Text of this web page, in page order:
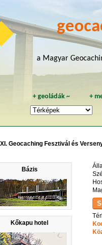
a Magyar
+geoládák ~ +
Geocaching Fesztivál és
Bázis
Kőkapu hotel